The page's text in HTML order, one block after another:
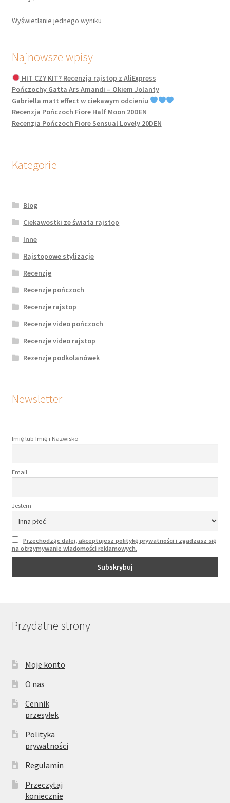
Wyświetlanie jednego wyniku
Najnowsze wpisy
HIT CZY KIT? Recenzja rajstop z AliExpress
Pończochy Gatta Ars Amandi – Okiem Jolanty
Gabriella matt effect w ciekawym odcieniu
Recenzja Pończoch Fiore Half Moon 20DEN
Recenzja Pończoch Fiore Sensual Lovely 20DEN
Kategorie
Blog
Ciekawostki ze świata rajstop
Inne
Rajstopowe stylizacje
Recenzje
Recenzje pończoch
Recenzje rajstop
Recenzje video pończoch
Recenzje video rajstop
Rezenzje podkolanówek
Newsletter
Imię lub Imię i Nazwisko
Email
Jestem
Przechodząc dalej, akceptujesz politykę prywatności i zgadzasz się
na otrzymywanie wiadomości reklamowych.
Przydatne strony
Moje konto
O nas
Cennik
przesyłek
Polityka
prywatności
Regulamin
Przeczytaj
koniecznie